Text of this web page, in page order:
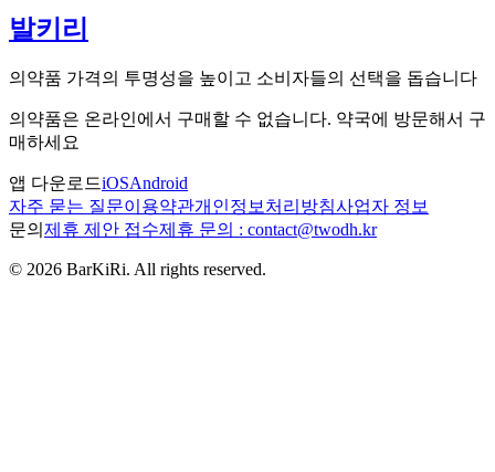
발키리
의약품 가격의 투명성을 높이고 소비자들의 선택을 돕습니다
의약품은 온라인에서 구매할 수 없습니다. 약국에 방문해서 구
매하세요
앱 다운로드iOSAndroid
자주 묻는 질문이용약관개인정보처리방침사업자 정보
문의 제휴 제안 접수제휴 문의 : contact@twodh.kr
© 2026 BarKiRi. All rights reserved.